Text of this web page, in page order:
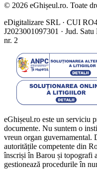
© 2026 eGhișeul.ro. Toate
eDigitalizare SRL · CUI
J2023001097301 · Jud.
nr. 2
eGhișeul.ro este un serviciu
documente. Nu suntem o
vreun organ guvernamental.
autoritățile competente din
înscriși în Barou și topografi
gestionează procedurile în